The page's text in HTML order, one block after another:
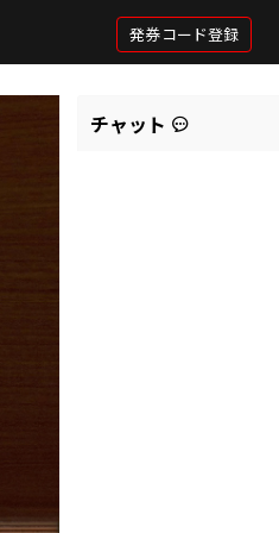
発券コード登録
チャット